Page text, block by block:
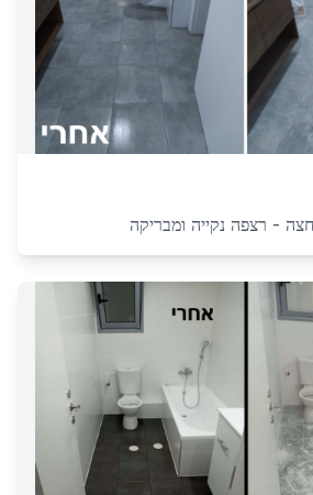
- רצפה נקייה ומבריקה